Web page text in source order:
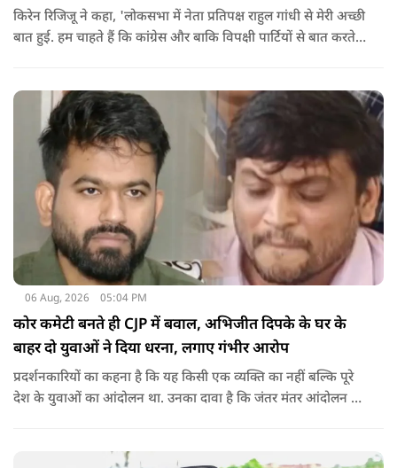
किरेन रिजिजू ने कहा, 'लोकसभा में नेता प्रतिपक्ष राहुल गांधी से मेरी अच्छी
बात हुई. हम चाहते हैं कि कांग्रेस और बाकि विपक्षी पार्टियों से बात करते
06 Aug, 2026 05:04 PM
कोर कमेटी बनते ही CJP में बवाल, अभिजीत दिपके के घर के
बाहर दो युवाओं ने दिया धरना, लगाए गंभीर आरोप
प्रदर्शनकारियों का कहना है कि यह किसी एक व्यक्ति का नहीं बल्कि पूरे
देश के युवाओं का आंदोलन था. उनका दावा है कि जंतर मंतर आंदोलन से